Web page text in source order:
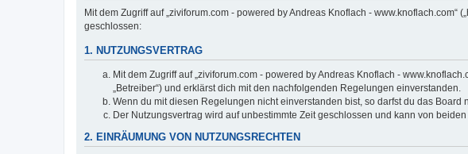
Mit dem Zugriff auf „ziviforum.com - powered by Andreas Knoflach -
geschlossen:
1. NUTZUNGSVERTRAG
Mit dem Zugriff auf „ziviforum.com - powered by Andreas Knoflach -
„Betreiber“) und erklärst dich mit den nachfolgenden Regelungen einverstanden.
Wenn du mit diesen Regelungen nicht einverstanden bist, so darfst du das
Der Nutzungsvertrag wird auf unbestimmte Zeit geschlossen und kann von
2. EINRÄUMUNG VON NUTZUNGSRECHTEN